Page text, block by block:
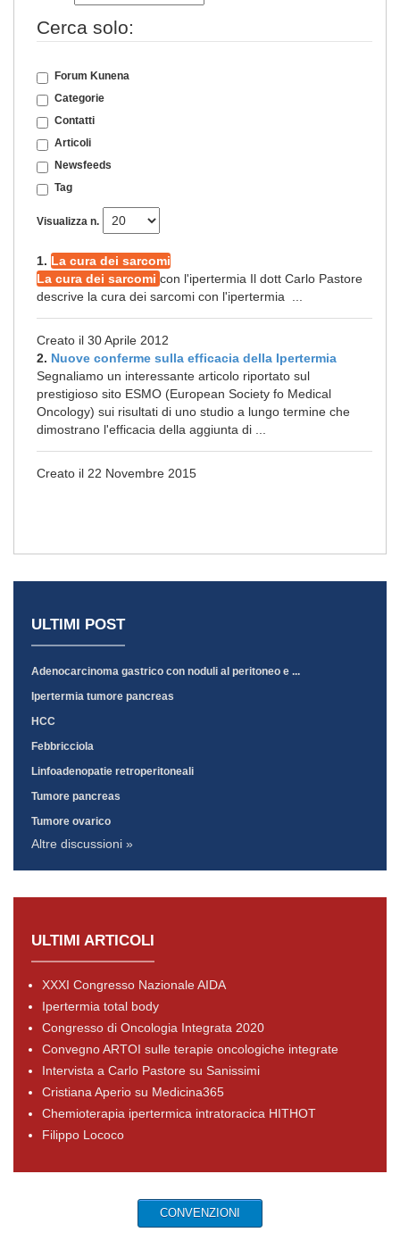
Cerca solo:
Forum Kunena
Categorie
Contatti
Articoli
Newsfeeds
Tag
Visualizza n.
1. La cura dei sarcomi
La cura dei sarcomi con l'ipertermia Il dott Carlo Pastore
descrive la cura dei sarcomi con l'ipertermia ...
Creato il 30 Aprile 2012
2. Nuove conferme sulla efficacia della Ipertermia
Segnaliamo un interessante articolo riportato sul
prestigioso sito ESMO (European Society fo Medical
Oncology) sui risultati di uno studio a lungo termine che
dimostrano l'efficacia della aggiunta di ...
Creato il 22 Novembre 2015
ULTIMI POST
Adenocarcinoma gastrico con noduli al peritoneo e ...
Ipertermia tumore pancreas
HCC
Febbricciola
Linfoadenopatie retroperitoneali
Tumore pancreas
Tumore ovarico
Altre discussioni »
ULTIMI ARTICOLI
XXXI Congresso Nazionale AIDA
Ipertermia total body
Congresso di Oncologia Integrata 2020
Convegno ARTOI sulle terapie oncologiche integrate
Intervista a Carlo Pastore su Sanissimi
Cristiana Aperio su Medicina365
Chemioterapia ipertermica intratoracica HITHOT
Filippo Lococo
CONVENZIONI